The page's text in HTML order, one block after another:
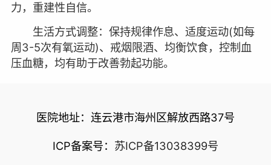
力，重建性自信。
生活方式调整：保持规律作息、适度运动(如每
周3-5次有氧运动)、戒烟限酒、均衡饮食，控制血
压血糖，均有助于改善勃起功能。
医院地址：连云港市海州区解放西路37号
ICP备案号： 苏ICP备13038399号